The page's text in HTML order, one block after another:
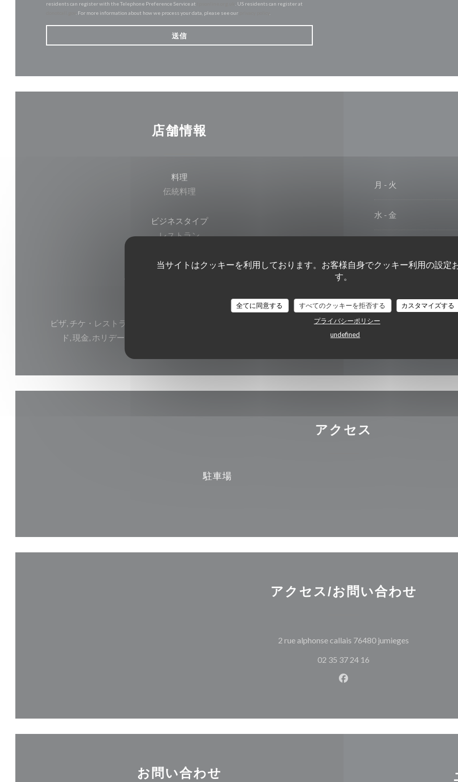
当サイトはクッキーを利用しております。お客様自身でクッキー利用の設定
す。
全てに同意する すべてのクッキーを拒否する
カスタマイズする
プライバシーポリシー
undefined
residents can register with the Telephone Preference Service at
. US residents can register at
. For more information about how we process your data, please see our
店舗情報
料理
伝統料理
ビジネスタイプ
レストラン
サービス
テラス, 貸し切り, 駐車場, WI-FI
ビザ, チケ・レストラン (食券) , マエストロ, ユーロカード /マスターカー
ド, 現金, ホリデーバウチャー, チェック, カルトブルー, アメックス
月 - 火
水 - 金
アクセス
駐車場
アクセス/お問い合わせ
2 rue alphonse callais 76480 jumieges
02 35 37 24 16
Facebook ((新しいウィン
お問い合わせ